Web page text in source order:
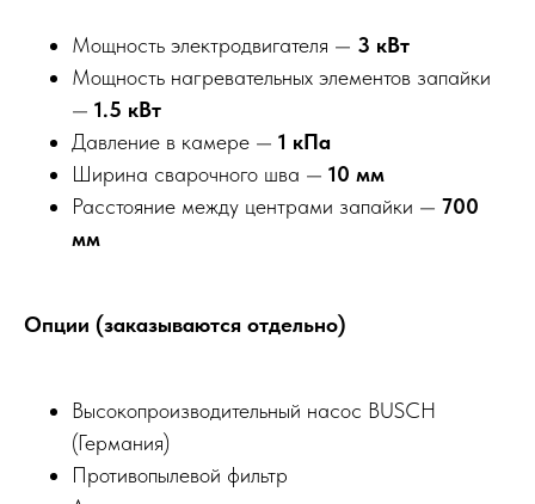
Мощность электродвигателя — 3 кВт
Мощность нагревательных элементов запайки
— 1.5 кВт
Давление в камере — 1 кПа
Ширина сварочного шва — 10 мм
Расстояние между центрами запайки — 700
мм
Опции (заказываются отдельно)
Высокопроизводительный насос BUSCH
(Германия)
Противопылевой фильтр